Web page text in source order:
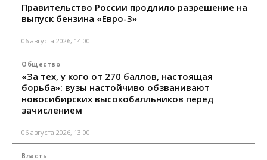
Правительство России продлило разрешение на
выпуск бензина «Евро-3»
06 августа 2026, 14:00
Общество
«За тех, у кого от 270 баллов, настоящая
борьба»: вузы настойчиво обзванивают
новосибирских высокобалльников перед
зачислением
06 августа 2026, 13:00
Власть